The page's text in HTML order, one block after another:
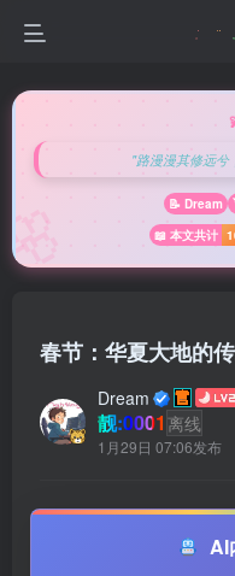
"路漫漫其修远
📝 Dream
📖 本文共计
春节：华夏大地的
Dream
靓:0001 离线
1月29日 07:06发布
AI